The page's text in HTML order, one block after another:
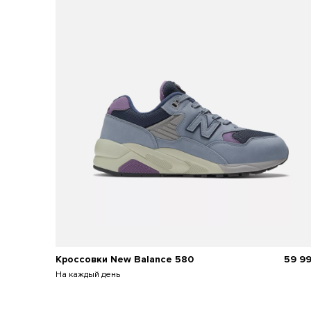
Кроссовки New Balance 580
На каждый день
59